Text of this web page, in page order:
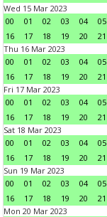
Wed 15 Mar 2023
00
01 02 03 04 05
16
17 18 19 20 21
Thu 16 Mar 2023
00
01 02 03 04 05
16
17 18 19 20 21
Fri 17 Mar 2023
00
01 02 03 04 05
16
17 18 19 20 21
Sat 18 Mar 2023
00
01 02 03 04 05
16
17 18 19 20 21
Sun 19 Mar 2023
00
01 02 03 04 05
16
17 18 19 20 21
Mon 20 Mar 2023